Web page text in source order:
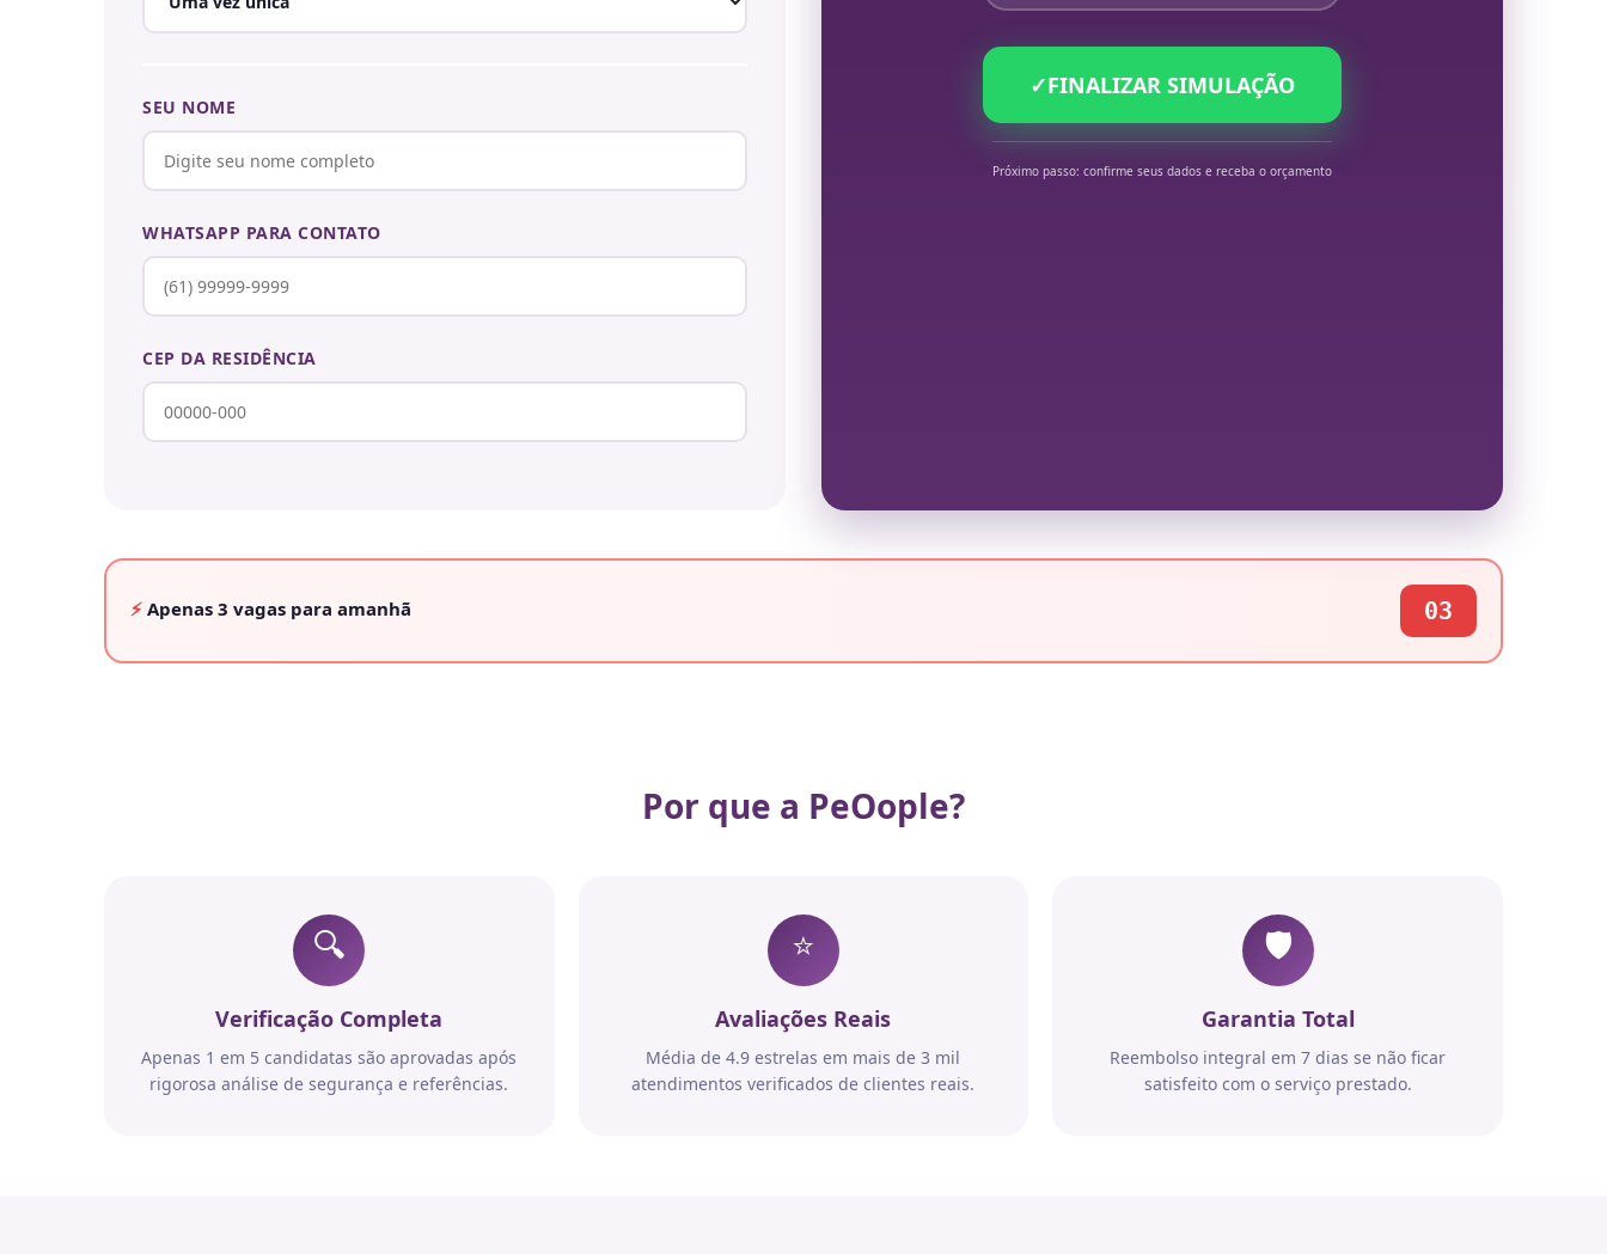
SEU NOME
WHATSAPP PARA CONTATO
CEP DA RESIDÊNCIA
✓FINALIZAR SIMULAÇÃO
Próximo passo: confirme seus dados e receba o orçamento
⚡ Apenas 3 vagas para amanhã 03
Por que a PeOople?
🔍
Verificação Completa
Apenas 1 em 5 candidatas são aprovadas após
rigorosa análise de segurança e referências.
⭐
Avaliações Reais
Média de 4.9 estrelas em mais de 3 mil
atendimentos verificados de clientes reais.
🛡️
Garantia Total
Reembolso integral em 7 dias se não ficar
satisfeito com o serviço prestado.